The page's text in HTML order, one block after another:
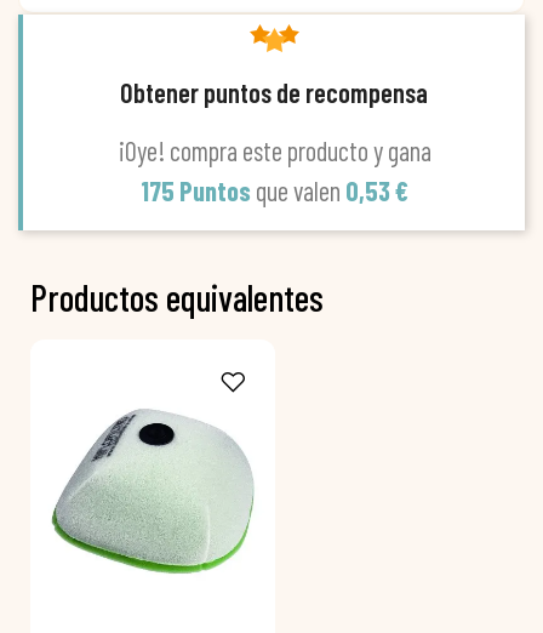
Obtener puntos de recompensa
¡Oye! compra este producto y gana
175 Puntos que valen 0,53 €
Productos equivalentes